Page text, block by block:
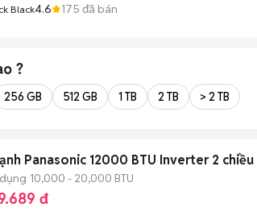
Black4.6 175 đã bán
?
256 GB 512 GB 1 TB 2 TB > 2 TB
Panasonic 12000 BTU Inverter 2 chiều
10,000 - 20,000 BTU
đ